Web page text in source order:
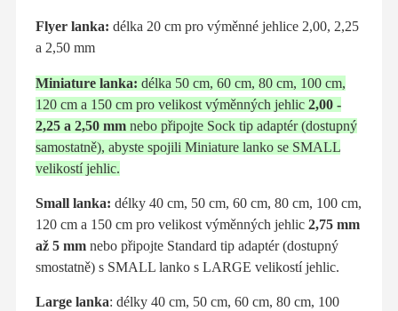
Flyer lanka: délka 20 cm pro výměnné jehlice 2,00, 2,25
a 2,50 mm
Miniature lanka: délka 50 cm, 60 cm, 80 cm, 100 cm,
120 cm a 150 cm pro velikost výměnných jehlic 2,00 -
2,25 a 2,50 mmnebo připojte Sock tip adaptér (dostupný
samostatně), abyste spojili Miniature lanko se SMALL
velikostí jehlic.
Small lanka: délky 40 cm, 50 cm, 60 cm, 80 cm, 100 cm,
120 cm a 150 cm pro velikost výměnných jehlic 2,75 mm
až 5 mmnebo připojte Standard tip adaptér (dostupný
smostatně) s SMALL lanko s LARGE velikostí jehlic.
Large lanka: délky 40 cm, 50 cm, 60 cm, 80 cm, 100